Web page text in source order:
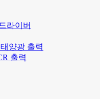
라이버
양광 출력
출력